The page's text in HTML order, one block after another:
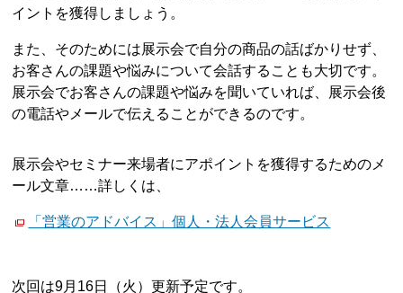
イントを獲得しましょう。
また、そのためには展示会で自分の商品の話ばかりせず、
お客さんの課題や悩みについて会話することも大切です。
展示会でお客さんの課題や悩みを聞いていれば、展示会後
の電話やメールで伝えることができるのです。
展示会やセミナー来場者にアポイントを獲得するためのメ
ール文章……詳しくは、
「営業のアドバイス」個人・法人会員サービス
次回は9月16日（火）更新予定です。